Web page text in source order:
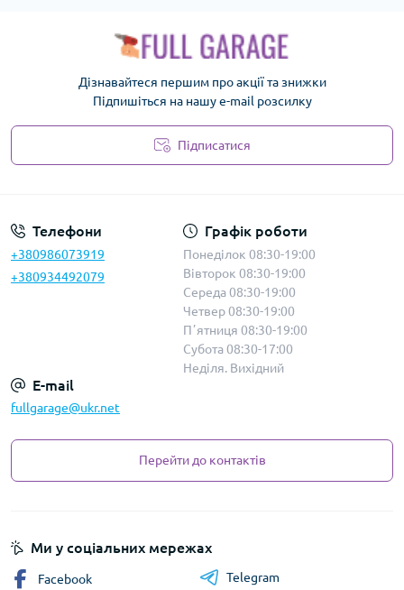
Дізнавайтеся першим про акції та знижки
Підпишіться на нашу e-mail розсилку
Підписатися
Телефони
+380986073919
+380934492079
Графік роботи
Понеділок 08:30-19:00
Вівторок 08:30-19:00
Середа 08:30-19:00
Четвер 08:30-19:00
Пʼятниця 08:30-19:00
Субота 08:30-17:00
Неділя. Вихідний
E-mail
fullgarage@ukr.net
Перейти до контактів
Ми у соціальних мережах
Facebook
Telegram